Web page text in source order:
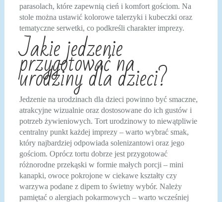
parasolach, które zapewnią cień i komfort gościom. Na
stole można ustawić kolorowe talerzyki i kubeczki oraz
tematyczne serwetki, co podkreśli charakter imprezy.
Jakie jedzenie
przygotować na
urodziny dla dzieci?
Jedzenie na urodzinach dla dzieci powinno być smaczne,
atrakcyjne wizualnie oraz dostosowane do ich gustów i
potrzeb żywieniowych. Tort urodzinowy to niewątpliwie
centralny punkt każdej imprezy – warto wybrać smak,
który najbardziej odpowiada solenizantowi oraz jego
gościom. Oprócz tortu dobrze jest przygotować
różnorodne przekąski w formie małych porcji – mini
kanapki, owoce pokrojone w ciekawe kształty czy
warzywa podane z dipem to świetny wybór. Należy
pamiętać o alergiach pokarmowych – warto wcześniej